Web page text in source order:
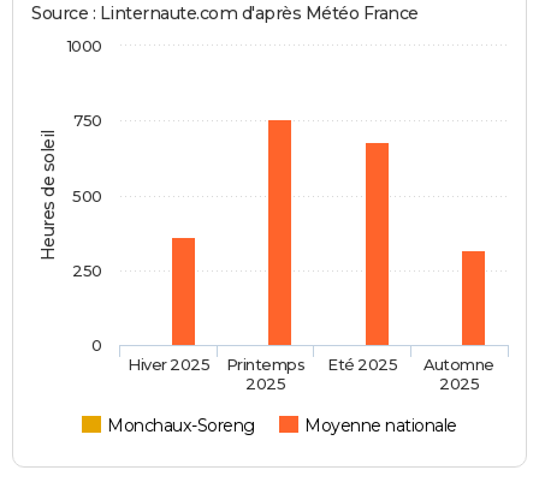
Heures de soleil
Source : Linternaute.com d'après Météo France
Monchaux-Soreng Moyenne nationale
Hiver 2025
Printemps
2025
Eté 2025
Automne
2025
0
250
500
750
1000